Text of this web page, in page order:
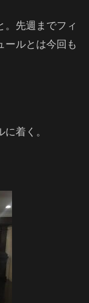
。先週までフィ
ールとは今回も
着く。